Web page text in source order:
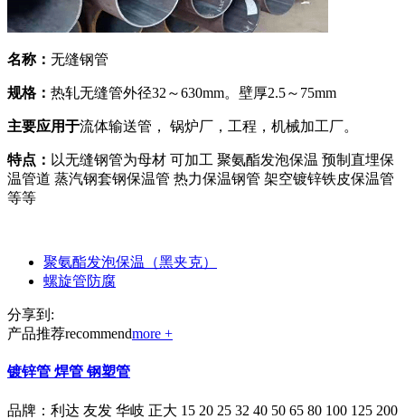
名称： 无缝钢管
规格： 热轧无缝管外径32～630mm。壁厚2.5～75mm
主要应用于流体输送管， 锅炉厂，工程，机械加工厂。
特点： 以无缝钢管为母材 可加工 聚氨酯发泡保温 预制直埋保
温管道 蒸汽钢套钢保温管 热力保温钢管 架空镀锌铁皮保温管
等等
聚氨酯发泡保温（黑夹克）
螺旋管防腐
分享到:
产品推荐recommendmore +
镀锌管 焊管 钢塑管
品牌：利达 友发 华岐 正大 15 20 25 32 40 50 65 80 100 125 200